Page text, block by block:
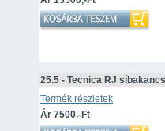
25.5 - Tecnica RJ síbakancs
Termék részletek
Ár 7500,-Ft